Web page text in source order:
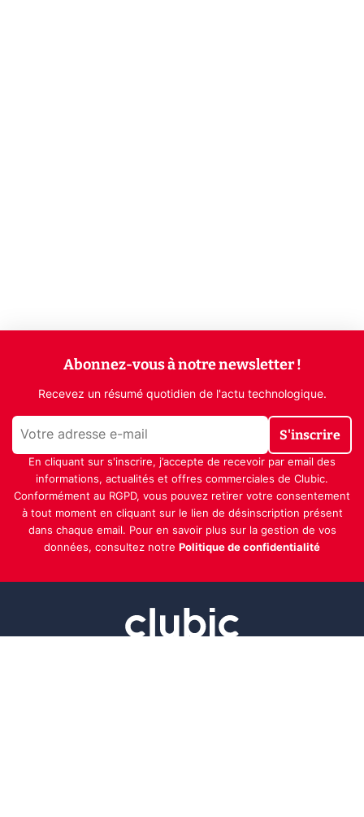
Abonnez-vous à notre newsletter !
Recevez un résumé quotidien de l'actu technologique.
S'inscrire
En cliquant sur s'inscrire, j’accepte de recevoir par email des
informations, actualités et offres commerciales de Clubic.
Conformément au RGPD, vous pouvez retirer votre consentement
à tout moment en cliquant sur le lien de désinscription présent
dans chaque email. Pour en savoir plus sur la gestion de vos
données, consultez notre Politique de confidentialité